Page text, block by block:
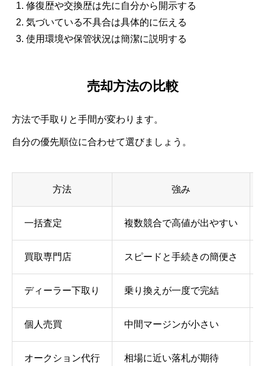
修復歴や交換歴は先に自分から開示する
気づいている不具合は具体的に伝える
使用環境や保管状況は簡潔に説明する
売却方法の比較
方法で手取りと手間が変わります。
自分の優先順位に合わせて選びましょう。
方法 強み
一括査定 複数競合で高値が出やすい
買取専門店 スピードと手続きの簡便さ
ディーラー下取り 乗り換えが一度で完結
個人売買 中間マージンが小さい
オークション代行 相場に近い落札が期待